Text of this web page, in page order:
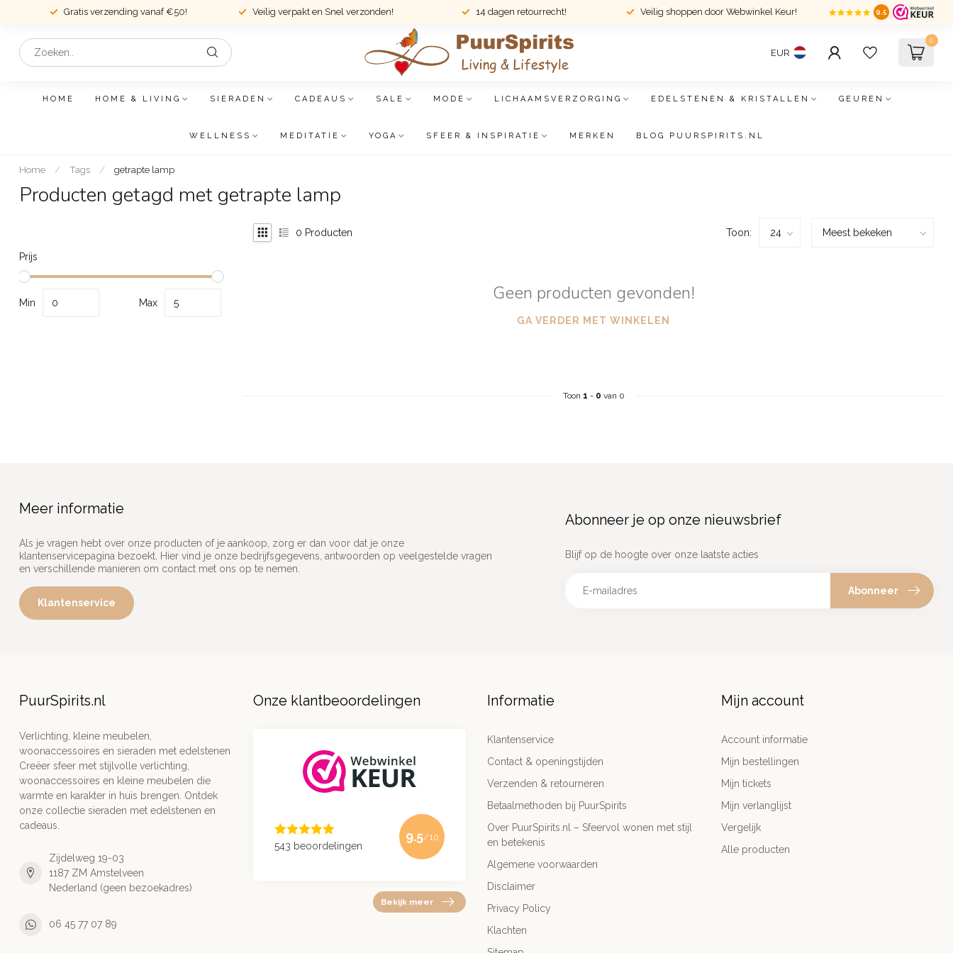
Gratis verzending vanaf €50! Veilig verpakt en Snel verzonden! 14 dagen retourrecht! Veilig shoppen door Webwinkel Keur! 9.5
EUR
0
HOME HOME & LIVING SIERADEN CADEAUS SALE MODE LICHAAMSVERZORGING EDELSTENEN & KRISTALLEN GEUREN
WELLNESS MEDITATIE YOGA SFEER & INSPIRATIE MERKEN BLOG PUURSPIRITS.NL
Home / Tags / getrapte lamp
Producten getagd met getrapte lamp
Prijs
Min Max
0 Producten Toon:
Geen producten gevonden!
GA VERDER MET WINKELEN
Toon 1 - 0 van 0
Meer informatie
Als je vragen hebt over onze producten of je aankoop, zorg er dan voor dat je onze
klantenservicepagina bezoekt. Hier vind je onze bedrijfsgegevens, antwoorden op veelgestelde vragen
en verschillende manieren om contact met ons op te nemen.
Klantenservice
Abonneer je op onze nieuwsbrief
Blijf op de hoogte over onze laatste acties
Abonneer
PuurSpirits.nl
Verlichting, kleine meubelen,
woonaccessoires en sieraden met edelstenen
Creëer sfeer met stijlvolle verlichting,
woonaccessoires en kleine meubelen die
warmte en karakter in huis brengen. Ontdek
onze collectie sieraden met edelstenen en
cadeaus.
Zijdelweg 19-03
1187 ZM Amstelveen
Nederland (geen bezoekadres)
06 45 77 07 89
Onze klantbeoordelingen
543 beoordelingen
9.5/10
Bekijk meer
Informatie
Klantenservice
Contact & openingstijden
Verzenden & retourneren
Betaalmethoden bij PuurSpirits
Over PuurSpirits.nl – Sfeervol wonen met stijl
en betekenis
Algemene voorwaarden
Disclaimer
Privacy Policy
Klachten
Mijn account
Account informatie
Mijn bestellingen
Mijn tickets
Mijn verlanglijst
Vergelijk
Alle producten